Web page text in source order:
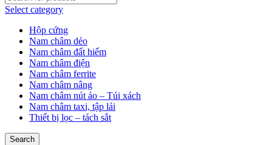
Select category
Hộp cứng
Nam châm dẻo
Nam châm đất hiếm
Nam châm điện
Nam châm ferrite
Nam châm nâng
Nam châm nút áo – Túi xách
Nam châm taxi, tập lái
Thiết bị lọc – tách sắt
Search